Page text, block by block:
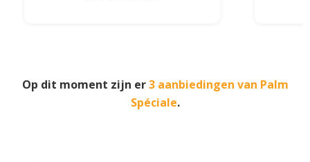
Op dit moment zijn er3 aanbiedingen van Palm
Spéciale.